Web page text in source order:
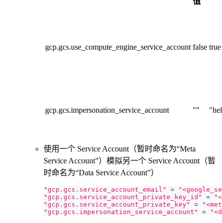
gcp.gcs.use_compute_engine_service_account false true
gcp.gcs.impersonation_service_account ""
使用一个 Service Account（暂时命名为“Meta
Service Account”）模拟另一个 Service Account（暂
时命名为“Data Service Account”）
"gcp.gcs.service_account_email" =
"gcp.gcs.service_account_private_key_id"
=
"gcp.gcs.service_account_private_key"
=
"gcp.gcs.impersonation_service_account"
=